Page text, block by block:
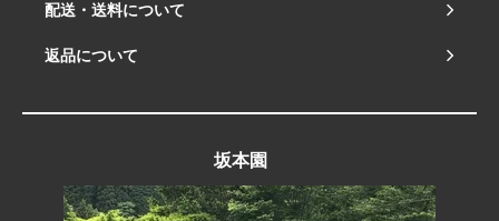
配送・送料について
返品について
坂本園